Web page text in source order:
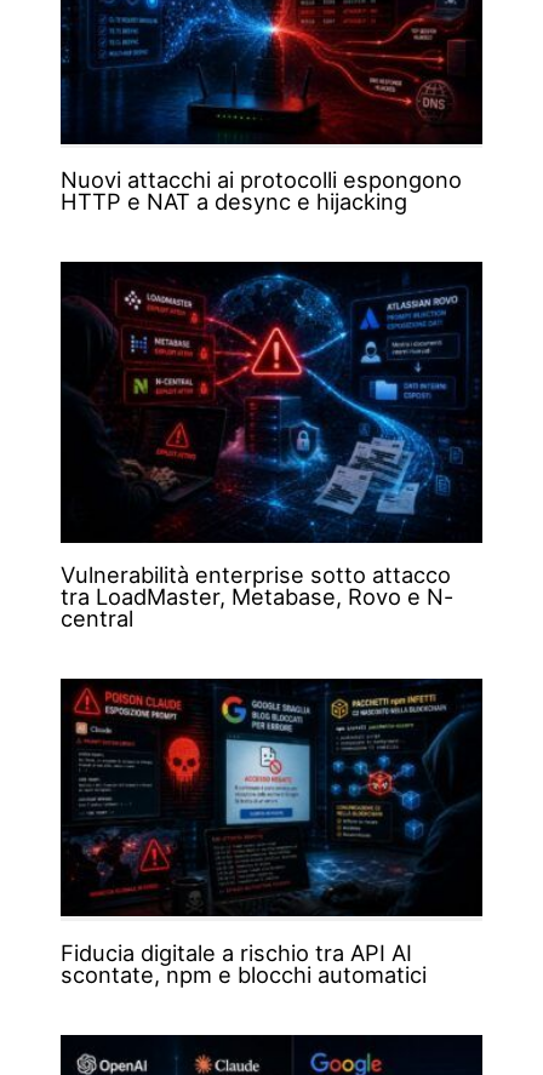
Nuovi attacchi ai protocolli espongono
HTTP e NAT a desync e hijacking
Vulnerabilità enterprise sotto attacco
tra LoadMaster, Metabase, Rovo e N-
central
Fiducia digitale a rischio tra API AI
scontate, npm e blocchi automatici